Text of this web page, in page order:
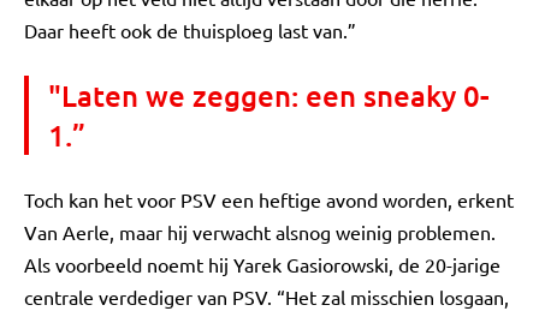
Daar heeft ook de thuisploeg last van.”
"Laten we zeggen: een sneaky 0-
1.”
Toch kan het voor PSV een heftige avond worden, erkent
Van Aerle, maar hij verwacht alsnog weinig problemen.
Als voorbeeld noemt hij Yarek Gasiorowski, de 20-jarige
centrale verdediger van PSV. “Het zal misschien losgaan,